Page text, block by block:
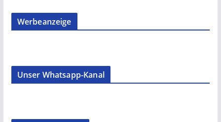
Werbeanzeige
Unser Whatsapp-Kanal